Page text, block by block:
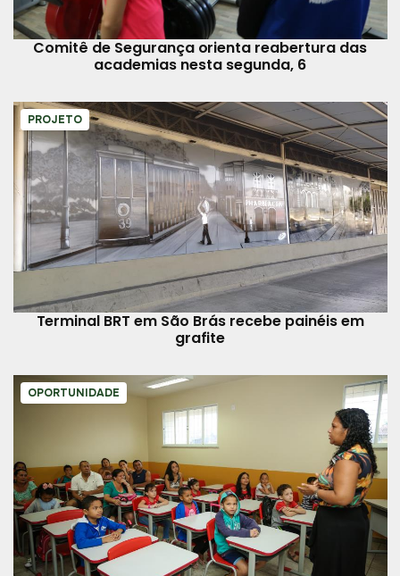
Comitê de Segurança orienta reabertura das
academias nesta segunda, 6
PROJETO
Terminal BRT em São Brás recebe painéis em
grafite
OPORTUNIDADE